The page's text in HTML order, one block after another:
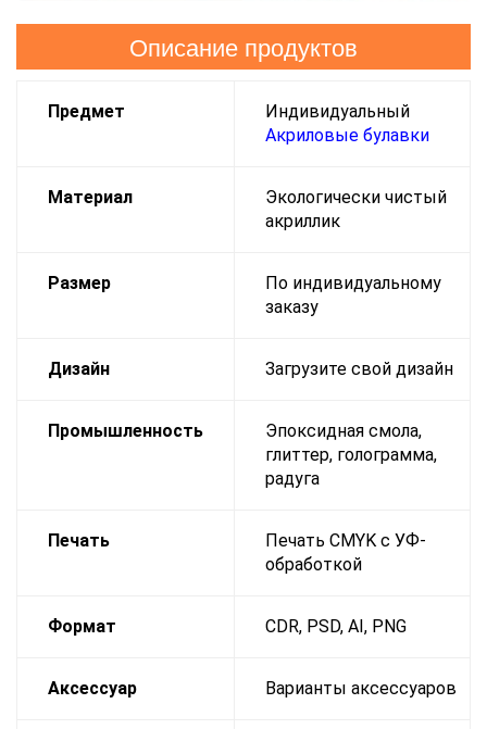
Описание продуктов
Предмет
Индивидуальный
Акриловые булавки
Материал
Экологически чистый
акриллик
Размер
По индивидуальному
заказу
Дизайн Загрузите свой дизайн
Промышленность
Эпоксидная смола,
глиттер, голограмма,
радуга
Печать
Печать CMYK с УФ-
обработкой
Формат CDR, PSD, AI, PNG
Аксессуар Варианты аксессуаров